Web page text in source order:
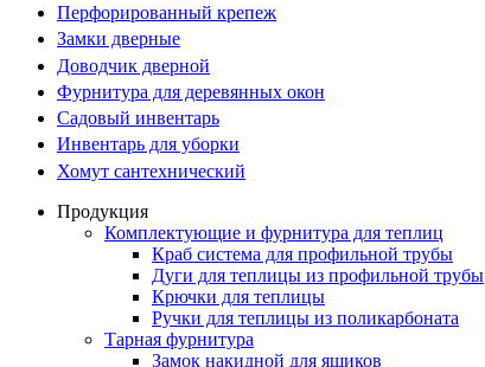
Перфорированный крепеж
Замки дверные
Доводчик дверной
Фурнитура для деревянных окон
Садовый инвентарь
Инвентарь для уборки
Хомут сантехнический
Продукция
Комплектующие и фурнитура для теплиц
Краб система для профильной трубы
Дуги для теплицы из профильной трубы
Крючки для теплицы
Ручки для теплицы из поликарбоната
Тарная фурнитура
Замок накидной для ящиков